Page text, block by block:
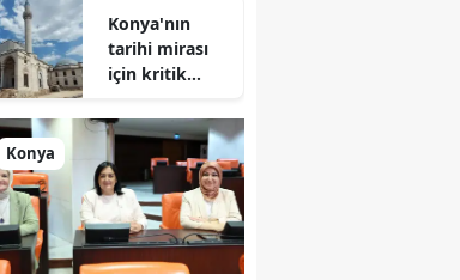
Konya'nın
tarihi mirası
için kritik
durum
açıklandı
Konya